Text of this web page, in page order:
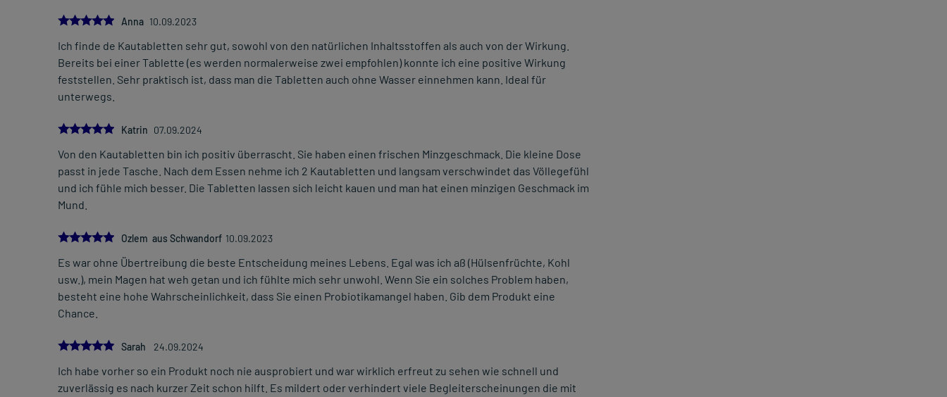
5.0
Anna 10.09.2023
Ich finde de Kautabletten sehr gut, sowohl von den natürlichen Inhaltsstoffen als auch von der Wirkung.
Bereits bei einer Tablette (es werden normalerweise zwei empfohlen) konnte ich eine positive Wirkung
feststellen. Sehr praktisch ist, dass man die Tabletten auch ohne Wasser einnehmen kann. Ideal für
unterwegs.
5.0
Katrin 07.09.2024
Von den Kautabletten bin ich positiv überrascht. Sie haben einen frischen Minzgeschmack. Die kleine Dose
passt in jede Tasche. Nach dem Essen nehme ich 2 Kautabletten und langsam verschwindet das Völlegefühl
und ich fühle mich besser. Die Tabletten lassen sich leicht kauen und man hat einen minzigen Geschmack im
Mund.
5.0
Ozlem aus Schwandorf 10.09.2023
Es war ohne Übertreibung die beste Entscheidung meines Lebens. Egal was ich aß (Hülsenfrüchte, Kohl
usw.), mein Magen hat weh getan und ich fühlte mich sehr unwohl. Wenn Sie ein solches Problem haben,
besteht eine hohe Wahrscheinlichkeit, dass Sie einen Probiotikamangel haben. Gib dem Produkt eine
Chance.
5.0
Sarah 24.09.2024
Ich habe vorher so ein Produkt noch nie ausprobiert und war wirklich erfreut zu sehen wie schnell und
zuverlässig es nach kurzer Zeit schon hilft. Es mildert oder verhindert viele Begleiterscheinungen die mit